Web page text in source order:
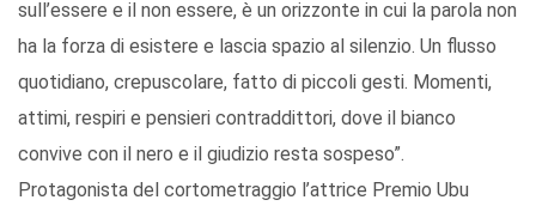
sull’essere e il non essere, è un orizzonte in cui la parola non
ha la forza di esistere e lascia spazio al silenzio. Un flusso
quotidiano, crepuscolare, fatto di piccoli gesti. Momenti,
attimi, respiri e pensieri contraddittori, dove il bianco
convive con il nero e il giudizio resta sospeso”.
Protagonista del cortometraggio l’attrice Premio Ubu